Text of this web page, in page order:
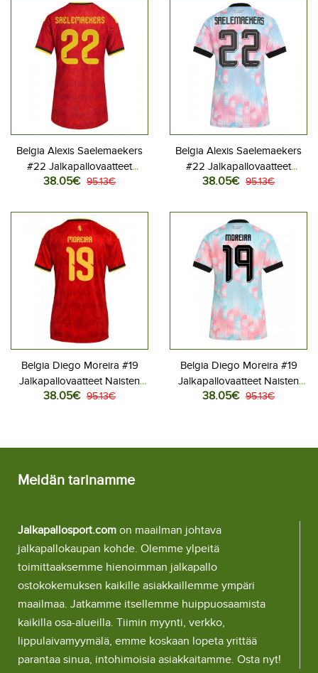
Belgia Alexis Saelemaekers
#22 Jalkapallovaatteet
Naisten Kotipaita MM-kisat
38.05€ 95.13€
Belgia Alexis Saelemaekers
#22 Jalkapallovaatteet
Naisten Vieraspaita MM-kisat
38.05€ 95.13€
Belgia Diego Moreira #19
Jalkapallovaatteet Naisten
Kotipaita MM-kisat 2026
38.05€ 95.13€
Belgia Diego Moreira #19
Jalkapallovaatteet Naisten
Vieraspaita MM-kisat 2026
38.05€ 95.13€
Meidän tarinamme
Jalkapallosport.com on maailman johtava
jalkapallokaupan kohde. Olemme ylpeitä
toimittaaksemme hienoimman jalkapallo
ostokokemuksen kaikille asiakkaillemme ympäri
maailmaa. Jatkamme itsellemme huippuosaamista
kaikilla osa-alueilla. Tiimin myynti, verkko,
lippulaivamyymälä, emme koskaan lopeta yrittää
parantaa sinua, intohimoisia asiakkaitamme. Osta nyt!